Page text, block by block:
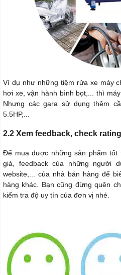
Ví dụ như những tiệm rửa xe máy
hơi xe, vận hành bình bọt,... thì
Nhưng các gara sử dụng thêm
5.5HP,...
2.2 Xem feedback, check
Để mua được những sản phẩm tốt
giá, feedback của những người
website,... của nhà bán hàng để
hàng khác. Bạn cũng đừng quên
kiểm tra độ uy tín của đơn vị nhé.